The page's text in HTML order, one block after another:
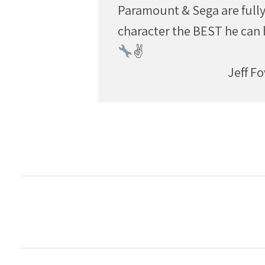
Paramount & Sega are
character the BEST he
✌